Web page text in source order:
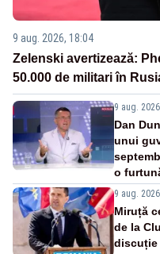
9 aug. 2026, 18:04
Zelenski avertizează:
50.000 de militari în
9 aug.
Dan
unui
o
9 aug.
Miruță
de la
discuție